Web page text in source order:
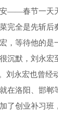
——春节一天
完全是先斩后
等待他的是
沉默，刘永
刘永宏也曾
在洛阳、邯郸
创业补习班